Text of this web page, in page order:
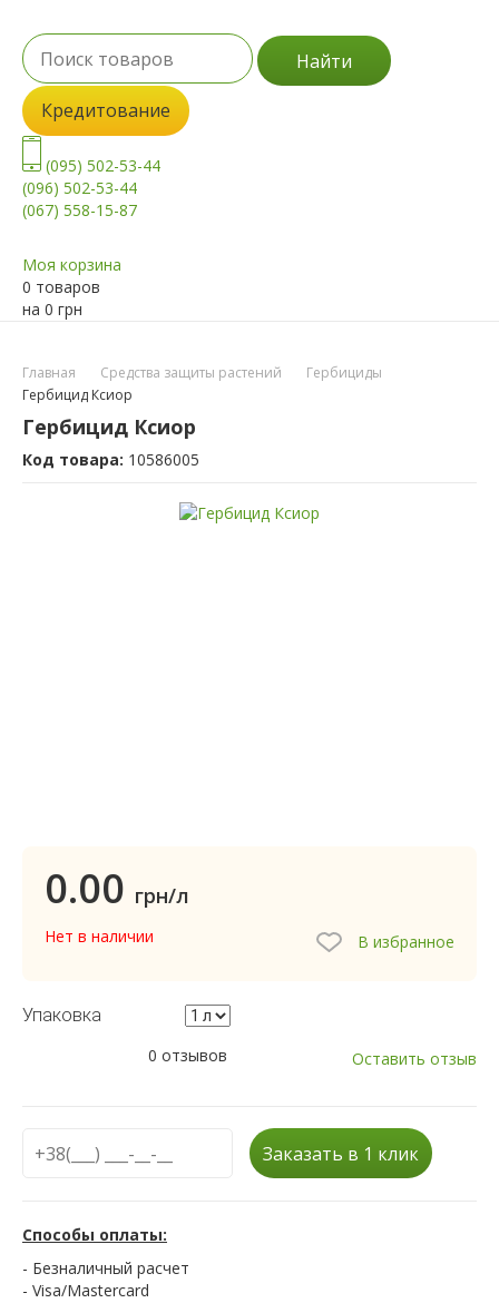
Найти
Кредитование
(095) 502-53-44
(096) 502-53-44
(067) 558-15-87
Моя корзина
0 товаров
на 0 грн
Главная Средства защиты растений
Гербициды
Гербицид Ксиор
Гербицид Ксиор
Код товара: 10586005
0.00 грн/л
Нет в наличии В избранное
Упаковка
0 отзывов
Оставить отзыв
Заказать в 1 клик
Способы оплаты:
- Безналичный расчет
- Visa/Mastercard